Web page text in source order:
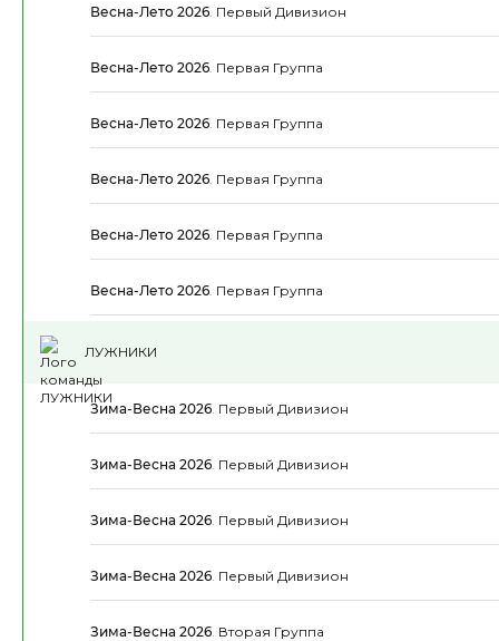
Весна-Лето 2026. Первый Дивизион
Весна-Лето 2026. Первая Группа
Весна-Лето 2026. Первая Группа
Весна-Лето 2026. Первая Группа
Весна-Лето 2026. Первая Группа
Весна-Лето 2026. Первая Группа
ЛУЖНИКИ
Зима-Весна 2026. Первый Дивизион
Зима-Весна 2026. Первый Дивизион
Зима-Весна 2026. Первый Дивизион
Зима-Весна 2026. Первый Дивизион
Зима-Весна 2026. Вторая Группа